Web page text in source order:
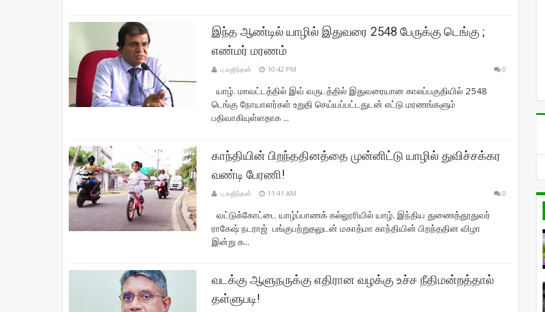
இந்த ஆண்டில் யாழில் இதுவரை 2548 பேருக்கு டெங்கு ;
எண்மர் மரணம்
பு.கஜிந்தன் 10:42 PM 0
யாழ். மாவட்டத்தில் இவ் வருடத்தில் இதுவரையான காலப்பகுதியில் 2548
டெங்கு நோயாளர்கள் உறுதி செய்யப்பட்டதுடன் எட்டு மரணங்களும்
பதிவாகியுள்ளதாக ...
காந்தியின் பிறந்ததினத்தை முன்னிட்டு யாழில் துவிச்சக்கர
வண்டி பேரணி!
பு.கஜிந்தன் 11:41 AM 0
வட்டுக்கோட்டை யாழ்ப்பாணக் கல்லூரியில் யாழ். இந்திய துணைத்தூதுவர்
ராகேஷ் நடராஜ் பங்குபற்றுதலுடன் மகாத்மா காந்தியின் பிறந்ததின விழா
இன்று க...
வடக்கு ஆளுநருக்கு எதிரான வழக்கு உச்ச நீதிமன்றத்தால்
தள்ளுபடி!